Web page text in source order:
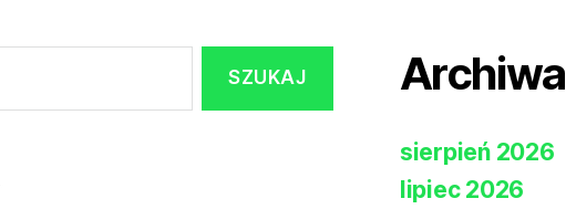
Archiwa
sierpień 2026
lipiec 2026